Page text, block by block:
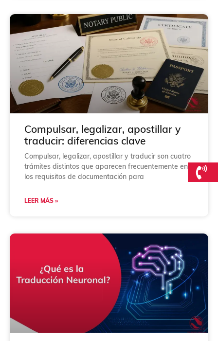
Compulsar, legalizar, apostillar y
traducir: diferencias clave
Compulsar, legalizar, apostillar y traducir son cuatro
trámites distintos que aparecen frecuentemente en
los requisitos de documentación para
LEER MÁS »